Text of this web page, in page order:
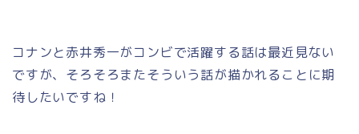
コナンと赤井秀一がコンビで活躍する話は最近見ない
ですが、そろそろまたそういう話が描かれることに期
待したいですね！